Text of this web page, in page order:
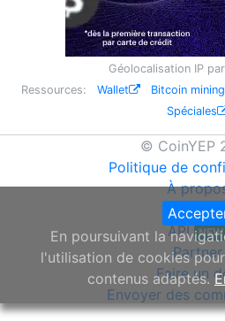
Géolocalisation IP par
Ressources: Wallet Bitcoin mining
Spéciales
© CoinYEP
Politique de
À
Widget
API NEW
Partner
Faire un
Envoyer des
En poursuivant la
l'utilisation de cookies
contenus adaptés.